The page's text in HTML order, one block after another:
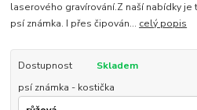
laserového gravírování.Z naší nabídky
psí známka. I přes čipován... celý popis
Dostupnost
Skladem
psí známka - kostička